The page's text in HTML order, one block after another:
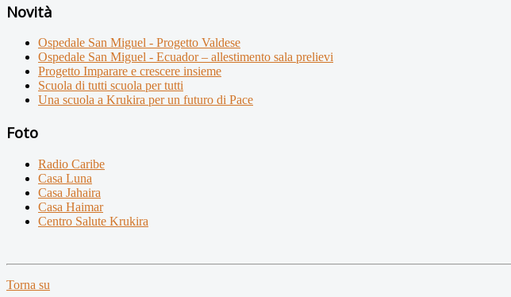
Novità
Ospedale San Miguel - Progetto Valdese
Ospedale San Miguel - Ecuador – allestimento sala prelievi
Progetto Imparare e crescere insieme
Scuola di tutti scuola per tutti
Una scuola a Krukira per un futuro di Pace
Foto
Radio Caribe
Casa Luna
Casa Jahaira
Casa Haimar
Centro Salute Krukira
Torna su